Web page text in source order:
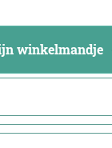
winkelmandje